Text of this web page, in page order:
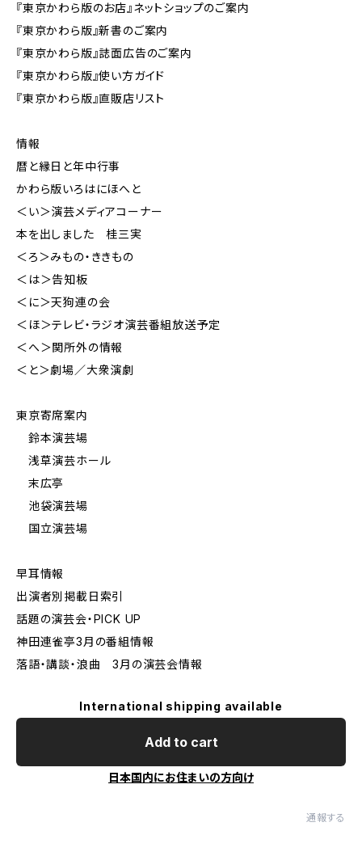
『東京かわら版のお店』ネットショップのご案内
『東京かわら版』新書のご案内
『東京かわら版』誌面広告のご案内
『東京かわら版』使い方ガイド
『東京かわら版』直販店リスト
情報
暦と縁日と年中行事
かわら版いろはにほへと
＜い＞演芸メディアコーナー
本を出しました 桂三実
＜ろ＞みもの・ききもの
＜は＞告知板
＜に＞天狗連の会
＜ほ＞テレビ・ラジオ演芸番組放送予定
＜へ＞関所外の情報
＜と＞劇場／大衆演劇
東京寄席案内
鈴本演芸場
浅草演芸ホール
末広亭
池袋演芸場
国立演芸場
早耳情報
出演者別掲載日索引
話題の演芸会・PICK UP
神田連雀亭3月の番組情報
落語・講談・浪曲 3月の演芸会情報
International shipping available
Add to cart
日本国内にお住まいの方向け
通報する